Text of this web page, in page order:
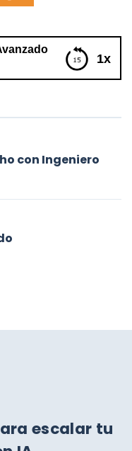
1x
con Ingeniero
escalar tu